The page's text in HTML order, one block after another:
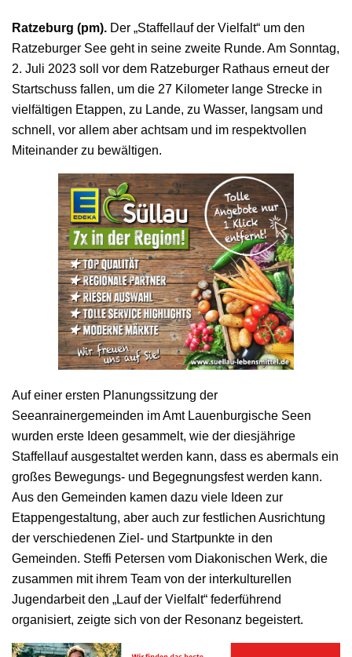
Ratzeburg (pm). Der „Staffellauf der Vielfalt“ um den
Ratzeburger See geht in seine zweite Runde. Am Sonntag,
2. Juli 2023 soll vor dem Ratzeburger Rathaus erneut der
Startschuss fallen, um die 27 Kilometer lange Strecke in
vielfältigen Etappen, zu Lande, zu Wasser, langsam und
schnell, vor allem aber achtsam und im respektvollen
Miteinander zu bewältigen.
Auf einer ersten Planungssitzung der
Seeanrainergemeinden im Amt Lauenburgische Seen
wurden erste Ideen gesammelt, wie der diesjährige
Staffellauf ausgestaltet werden kann, dass es abermals ein
großes Bewegungs- und Begegnungsfest werden kann.
Aus den Gemeinden kamen dazu viele Ideen zur
Etappengestaltung, aber auch zur festlichen Ausrichtung
der verschiedenen Ziel- und Startpunkte in den
Gemeinden. Steffi Petersen vom Diakonischen Werk, die
zusammen mit ihrem Team von der interkulturellen
Jugendarbeit den „Lauf der Vielfalt“ federführend
organisiert, zeigte sich von der Resonanz begeistert.